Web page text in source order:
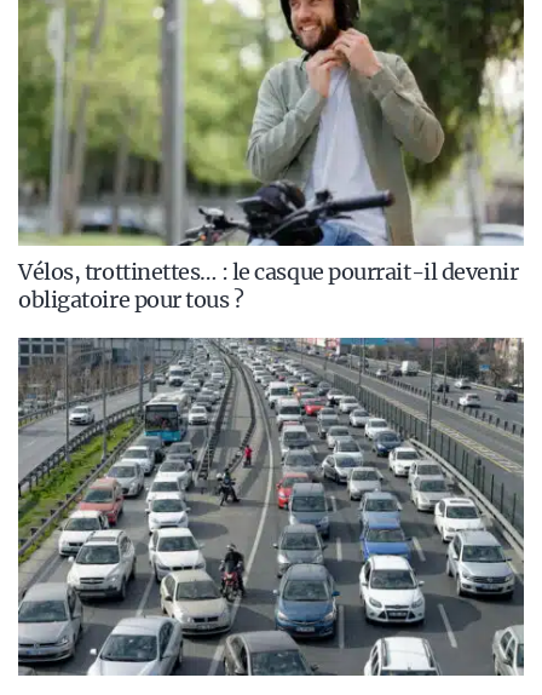
Vélos, trottinettes… : le casque pourrait-il devenir
obligatoire pour tous ?